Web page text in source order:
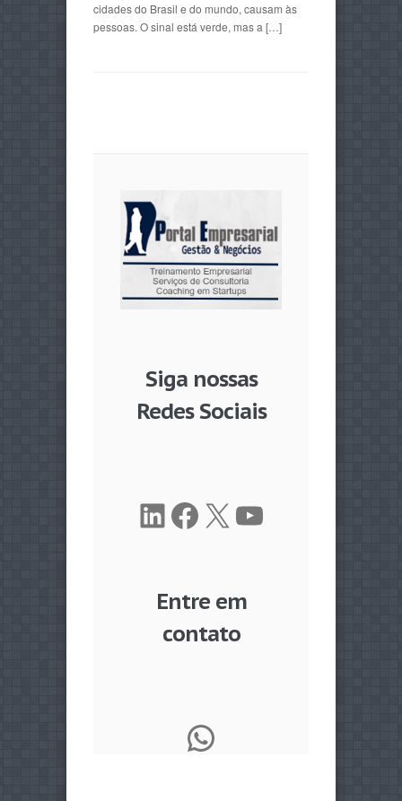
cidades do Brasil e do mundo, causam às
pessoas. O sinal está verde, mas a […]
Siga nossas
Redes Sociais
LinkedIn
Facebook
X Youtube
Entre em
contato
WhatsApp